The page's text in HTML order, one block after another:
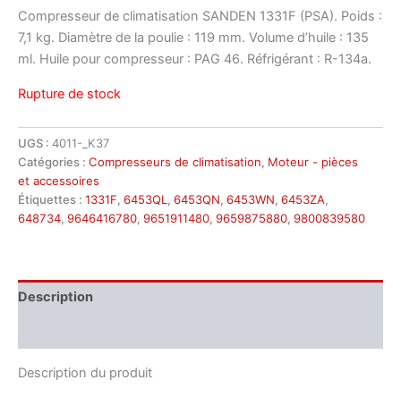
Compresseur de climatisation SANDEN 1331F (PSA). Poids :
7,1 kg. Diamètre de la poulie : 119 mm. Volume d’huile : 135
ml. Huile pour compresseur : PAG 46. Réfrigérant : R-134a.
Rupture de stock
UGS : 4011-_K37
Catégories : Compresseurs de climatisation, Moteur - pièces
et accessoires
Étiquettes : 1331F, 6453QL , 6453QN, 6453WN, 6453ZA,
648734, 9646416780, 9651911480, 9659875880, 9800839580
Description
Description du produit